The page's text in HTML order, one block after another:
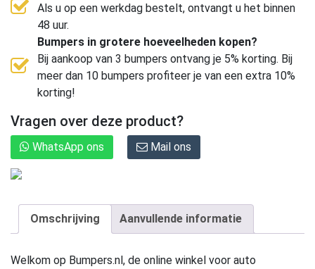
Als u op een werkdag bestelt, ontvangt u het binnen
48 uur.
Bumpers in grotere hoeveelheden kopen?
Bij aankoop van 3 bumpers ontvang je 5% korting. Bij
meer dan 10 bumpers profiteer je van een extra 10%
korting!
Vragen over deze product?
WhatsApp ons Mail ons
Omschrijving Aanvullende informatie
Welkom op Bumpers.nl, de online winkel voor auto